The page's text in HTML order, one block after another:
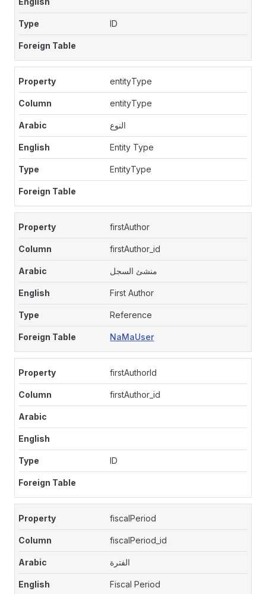
ID
entityType
entityType
النوع
Entity Type
EntityType
firstAuthor
firstAuthor_id
منشئ السجل
First Author
Reference
NaMaUser
firstAuthorId
firstAuthor_id
ID
fiscalPeriod
fiscalPeriod_id
الفترة
Fiscal Period